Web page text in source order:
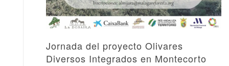
Jornada del proyecto Olivares
Diversos Integrados en Montecorto